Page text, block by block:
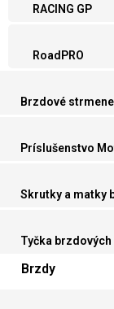
RACING GP
RoadPRO
Brzdové strmene
Príslušenstvo
Skrutky a matky
Tyčka
Brzdy